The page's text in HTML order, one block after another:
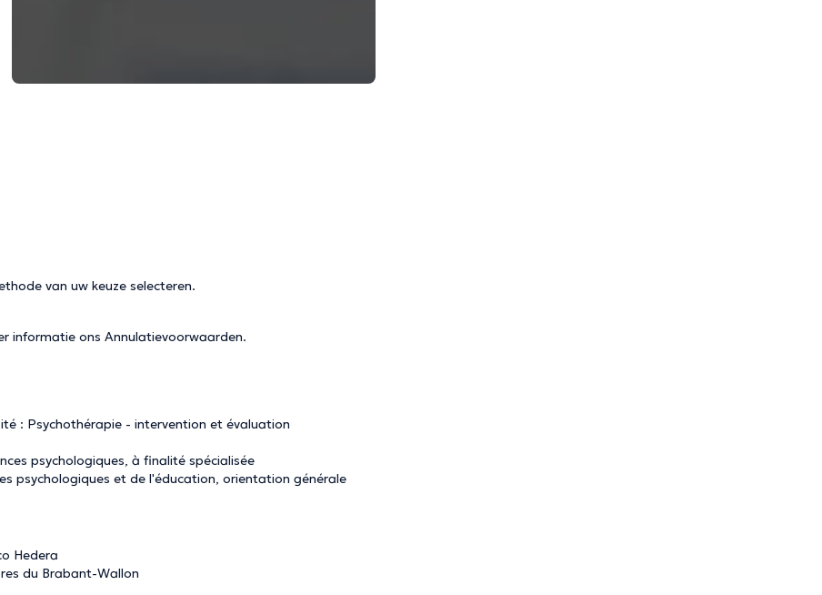
van uw keuze selecteren.
informatie ons Annulatievoorwaarden.
: Psychothérapie - intervention et évaluation
psychologiques, à finalité spécialisée
psychologiques et de l'éducation, orientation générale
Hedera
du Brabant-Wallon